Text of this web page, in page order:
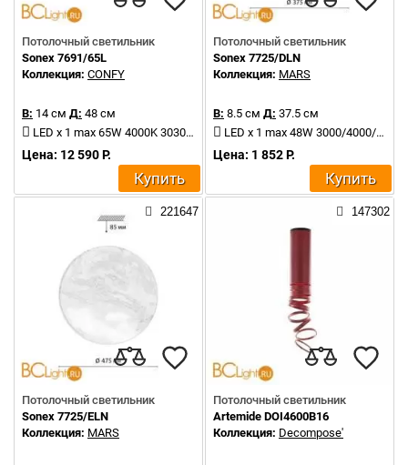
Потолочный светильник
Sonex 7691/65L
Коллекция: CONFY
В: 14 см Д: 48 см
LED x 1 max 65W 4000K 3030Lm
Цена: 12 590 Р.
Купить
Потолочный светильник
Sonex 7725/DLN
Коллекция: MARS
В: 8.5 см Д: 37.5 см
LED x 1 max 48W 3000/4000/6000K 5047Lm
Цена: 1 852 Р.
Купить
221647
Потолочный светильник
Sonex 7725/ELN
Коллекция: MARS
147302
Потолочный светильник
Artemide DOI4600B16
Коллекция: Decompose'